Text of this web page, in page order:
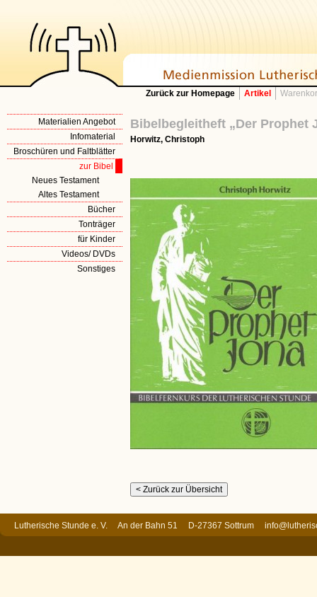
Zurück zur Homepage Artikel
Materialien Angebot
Infomaterial
Broschüren und Faltblätter
zur Bibel
Neues Testament
Altes Testament
Bücher
Tonträger
für Kinder
Videos/ DVDs
Sonstiges
Bibelbegleitheft „Der Prophet
Horwitz, Christoph
Lutherische Stunde e. V. An der Bahn 51 D-27367 Sottrum